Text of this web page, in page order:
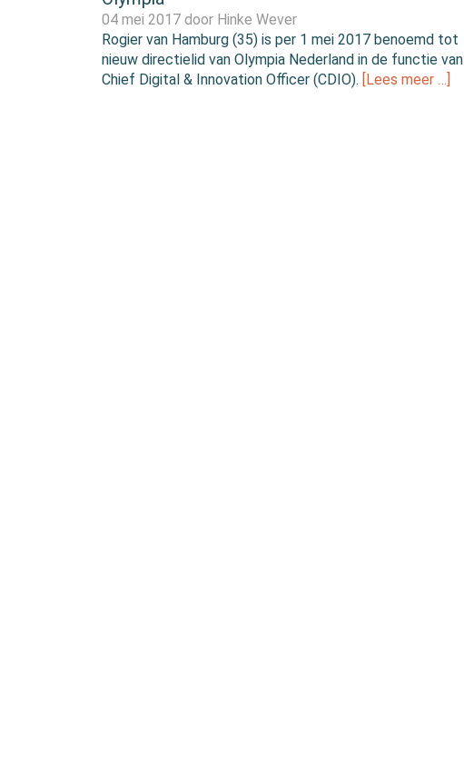
04 mei 2017 door Hinke Wever
Rogier van Hamburg (35) is per 1 mei 2017 benoemd tot
nieuw directielid van Olympia Nederland in de functie van
Chief Digital & Innovation Officer (CDIO). [Lees meer …]